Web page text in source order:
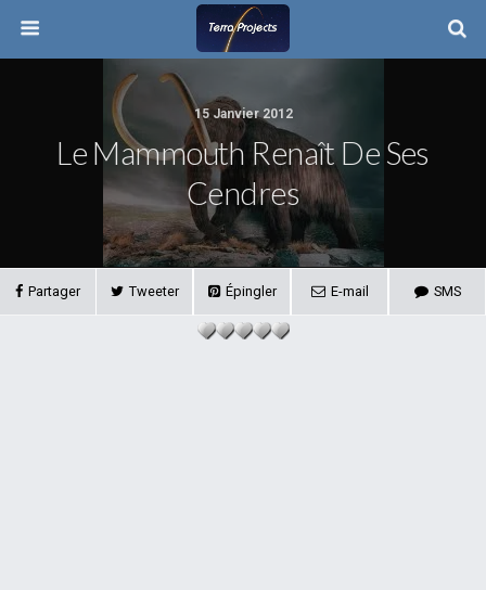
15 Janvier 2012
Le Mammouth Renaît De Ses
Cendres
Partager Tweeter Épingler E-mail SMS